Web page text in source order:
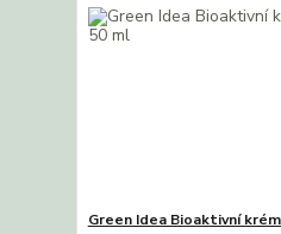
Green Idea Bioaktivní